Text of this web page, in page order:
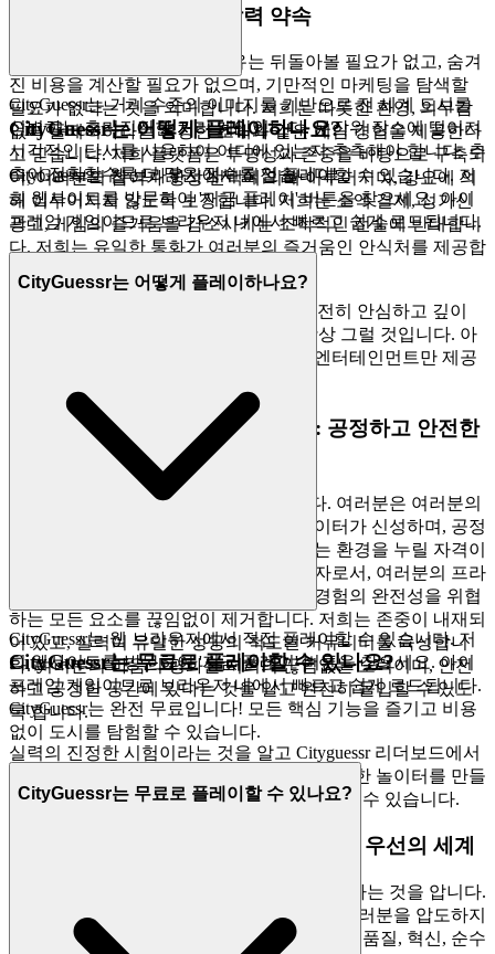
2. 정직한 즐거움: 제로 압력 약속
엔터테인먼트에서 진정한 자유는 뒤돌아볼 필요가 없고, 숨겨
진 비용을 계산할 필요가 없으며, 기만적인 마케팅을 탐색할
필요가 없다는 것을 의미합니다. 저희는 따뜻한 환영, 의무감
없이 플레이하라는 진정한 초대와 같은 게임 경험을 제공한다
고 믿습니다. 저희 플랫폼은 투명성과 존중을 바탕으로 구축되
어, 여러분의 참여가 항상 선택에 의해 이루어지며, 강요에 의
해 이루어지지 않도록 보장합니다. 저희는 소액 결제, 성가신
광고, 게임의 즐거움을 감소시키는 조작적인 전술에 반대합니
다. 저희는 유일한 통화가 여러분의 즐거움인 안식처를 제공합
Cityguessr의 모든 레벨과 전략에 대해 완전히 안심하고 깊이
몰입하세요. 저희 플랫폼은 무료이며, 항상 그럴 것입니다. 아
무런 조건 없이, 놀라운 일 없이, 진정한 엔터테인먼트만 제공
3. 자신감을 가지고 플레이하세요: 공정하고 안전한
환경에 대한 저희의 약속
디지털 세계에서 신뢰는 가장 중요합니다. 여러분은 여러분의
업적이 진정으로 얻어지고, 여러분의 데이터가 신성하며, 공정
한 플레이가 권장될 뿐만 아니라 강제되는 환경을 누릴 자격이
있습니다. 저희는 안전한 안식처의 설계자로서, 여러분의 프라
이버시를 세심하게 보호하고, 여러분의 경험의 완전성을 위협
하는 모든 요소를 끊임없이 제거합니다. 저희는 존중이 내재되
어 있고, 실력이 유일한 성공의 척도인 커뮤니티를 육성합니
다. 여러분의 마음의 평화는 저희의 끊임없는 노력이며, 안전
하고 공정한 공간에 있다는 것을 알고 완전히 몰입할 수 있도
록 합니다.
실력의 진정한 시험이라는 것을 알고 Cityguessr 리더보드에서
최고 자리를 노리세요. 저희는 안전하고 공정한 놀이터를 만들
고, 여러분은 여러분의 유산을 쌓는 데 집중할 수 있습니다.
4. 플레이어에 대한 존중: 엄선된, 품질 우선의 세계
저희는 여러분의 시간과 주의가 매우 중요하다는 것을 압니다.
저희는 끝없이, 차별성 없는 게임의 바다로 여러분을 압도하지
않습니다. 대신, 저희는 세심한 큐레이터로서, 품질, 혁신, 순수
CityGuessr는 거리 수준의 이미지를 기반으로 전 세계 도시를
식별하는 흥미진진한 지리 게임입니다. 무작위 장소에 떨어져
시각적인 단서를 사용하여 어디에 있는지 추측해야 합니다. 추
측이 정확할수록 더 많은 점수를 얻습니다!
CityGuessr는 어떻게 플레이하나요?
CityGuessr는 웹 브라우저에서 직접 플레이할 수 있습니다. 저
희 웹사이트를 방문하여 '지금 플레이' 버튼을 찾으세요. 아이
프레임 게임이므로 브라우저 내에서 빠르고 쉽게 로드됩니다.
CityGuessr는 어떻게 플레이하나요?
CityGuessr는 웹 브라우저에서 직접 플레이할 수 있습니다. 저
희 웹사이트를 방문하여 '지금 플레이' 버튼을 찾으세요. 아이
프레임 게임이므로 브라우저 내에서 빠르고 쉽게 로드됩니다.
CityGuessr는 무료로 플레이할 수 있나요?
CityGuessr는 완전 무료입니다! 모든 핵심 기능을 즐기고 비용
없이 도시를 탐험할 수 있습니다.
CityGuessr는 무료로 플레이할 수 있나요?